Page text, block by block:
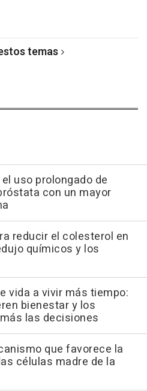
temas
uso prolongado de
con un mayor
reducir el colesterol en
químicos y los
vida a vivir más tiempo:
bienestar y los
las decisiones
que favorece la
células madre de la